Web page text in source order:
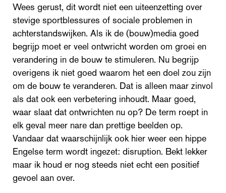
Wees gerust, dit wordt niet een uiteenzetting over
stevige sportblessures of sociale problemen in
achterstandswijken. Als ik de (bouw)media goed
begrijp moet er veel ontwricht worden om groei en
verandering in de bouw te stimuleren. Nu begrijp
overigens ik niet goed waarom het een doel zou zijn
om de bouw te veranderen. Dat is alleen maar zinvol
als dat ook een verbetering inhoudt. Maar goed,
waar slaat dat ontwrichten nu op? De term roept in
elk geval meer nare dan prettige beelden op.
Vandaar dat waarschijnlijk ook hier weer een hippe
Engelse term wordt ingezet: disruption. Bekt lekker
maar ik houd er nog steeds niet echt een positief
gevoel aan over.